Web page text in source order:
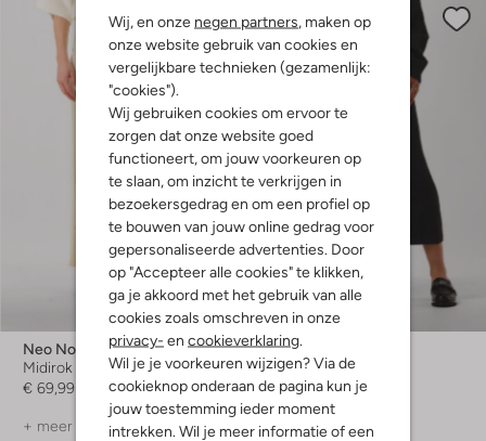
Wij, en onze negen partners, maken op
onze website gebruik van cookies en
vergelijkbare technieken (gezamenlijk:
"cookies").
Wij gebruiken cookies om ervoor te
zorgen dat onze website goed
functioneert, om jouw voorkeuren op
te slaan, om inzicht te verkrijgen in
bezoekersgedrag en om een profiel op
te bouwen van jouw online gedrag voor
gepersonaliseerde advertenties. Door
op "Accepteer alle cookies" te klikken,
ga je akkoord met het gebruik van alle
cookies zoals omschreven in onze
privacy- en cookieverklaring.
Wil je je voorkeuren wijzigen? Via de
cookieknop onderaan de pagina kun je
jouw toestemming ieder moment
intrekken. Wil je meer informatie of een
Neo Noir
Midirok
€ 69,99
+ meer kleuren
-50%
Neo Noir
Midirok
€ 69,95 € 34,99
+ meer kleuren